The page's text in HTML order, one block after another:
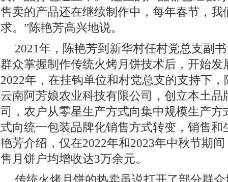
售卖的产品还在继续制作中，每年春节，我
求。”陈艳芳高兴地说。
2021年，陈艳芳到新华村任村党总支副
群众掌握制作传统火烤月饼技术后，开始
2022年，在挂钩单位和村党总支的支持下
云南阿芳娘农业科技有限公司，创立本土品
司，农户从零星生产方式向集中规模生产方
式向统一包装品牌化销售方式转变，销售和
艳芳介绍，仅在2022年和2023年中秋节期
售月饼户均增收达3万余元。